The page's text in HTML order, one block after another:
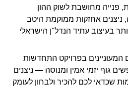
פנייה מחושבת לשוק ההון
ניצנים אחזקות ממוקמת היטב
בפרויקט התחדשות
גוף יזמי אמין ומנוסה — ניצנים